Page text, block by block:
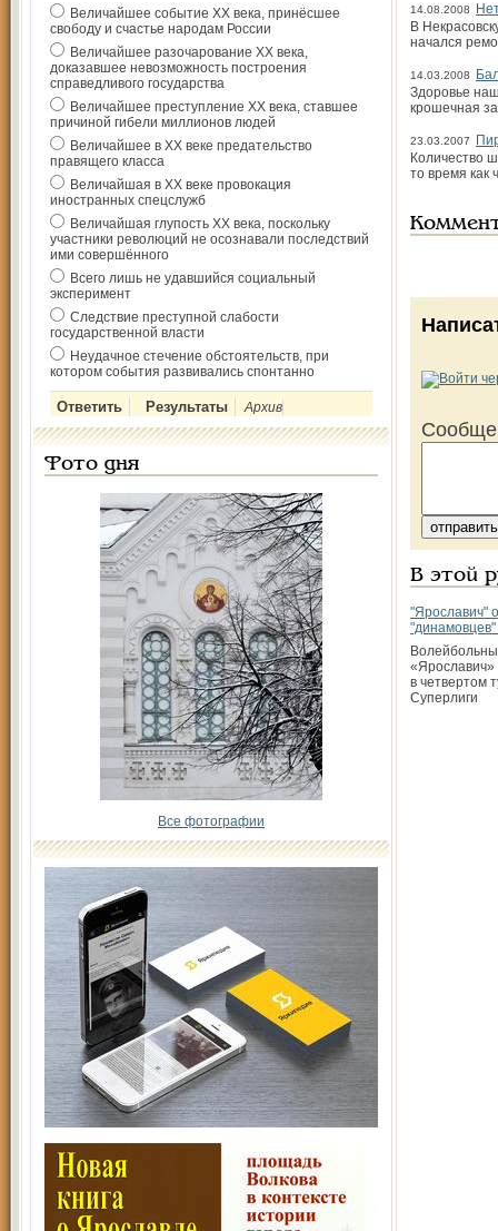
Величайшее событие ХХ века, принёсшее
свободу и счастье народам России
Величайшее разочарование ХХ века,
доказавшее невозможность построения
справедливого государства
Величайшее преступление ХХ века, ставшее
причиной гибели миллионов людей
Величайшее в ХХ веке предательство
правящего класса
Величайшая в ХХ веке провокация
иностранных спецслужб
Величайшая глупость ХХ века, поскольку
участники революций не осознавали последствий
ими совершённого
Всего лишь не удавшийся социальный
эксперимент
Следствие преступной слабости
государственной власти
Неудачное стечение обстоятельств, при
котором события развивались спонтанно
Архив
Фото дня
Все фотографии
14.08.2008
В
начался
14.03.2008
Здоровье
крошечная
23.03.2007
Количество
то время как
В этой
"Ярославич"
в четвертом
Суперлиги